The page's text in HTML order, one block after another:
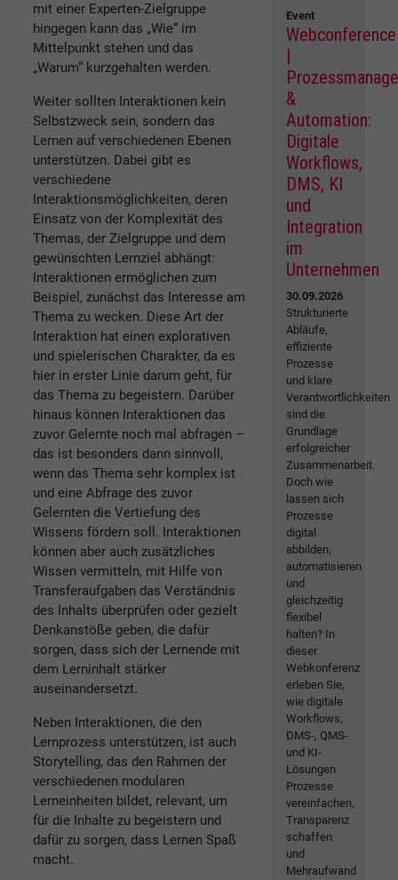
mit einer Experten-Zielgruppe
hingegen kann das „Wie“ im
Mittelpunkt stehen und das
„Warum“ kurzgehalten werden.
Weiter sollten Interaktionen kein
Selbstzweck sein, sondern das
Lernen auf verschiedenen Ebenen
unterstützen. Dabei gibt es
verschiedene
Interaktionsmöglichkeiten, deren
Einsatz von der Komplexität des
Themas, der Zielgruppe und dem
gewünschten Lernziel abhängt:
Interaktionen ermöglichen zum
Beispiel, zunächst das Interesse am
Thema zu wecken. Diese Art der
Interaktion hat einen explorativen
und spielerischen Charakter, da es
hier in erster Linie darum geht, für
das Thema zu begeistern. Darüber
hinaus können Interaktionen das
zuvor Gelernte noch mal abfragen –
das ist besonders dann sinnvoll,
wenn das Thema sehr komplex ist
und eine Abfrage des zuvor
Gelernten die Vertiefung des
Wissens fördern soll. Interaktionen
können aber auch zusätzliches
Wissen vermitteln, mit Hilfe von
Transferaufgaben das Verständnis
des Inhalts überprüfen oder gezielt
Denkanstöße geben, die dafür
sorgen, dass sich der Lernende mit
dem Lerninhalt stärker
auseinandersetzt.
Neben Interaktionen, die den
Lernprozess unterstützen, ist auch
Storytelling, das den Rahmen der
verschiedenen modularen
Lerneinheiten bildet, relevant, um
für die Inhalte zu begeistern und
dafür zu sorgen, dass Lernen Spaß
macht.
Event
Webconference
|
&
Automation:
Digitale
Workflows,
DMS, KI
und
Integration
im
Unternehmen
30.09.2026
Strukturierte
Abläufe,
effiziente
Prozesse
und klare
Verantwortlichkeiten
sind die
Grundlage
erfolgreicher
Zusammenarbeit.
Doch wie
lassen sich
Prozesse
digital
abbilden,
automatisieren
und
gleichzeitig
flexibel
halten? In
dieser
Webkonferenz
erleben Sie,
wie digitale
Workflows,
DMS-, QMS-
und KI-
Lösungen
Prozesse
vereinfachen,
Transparenz
schaffen
und
Mehraufwand